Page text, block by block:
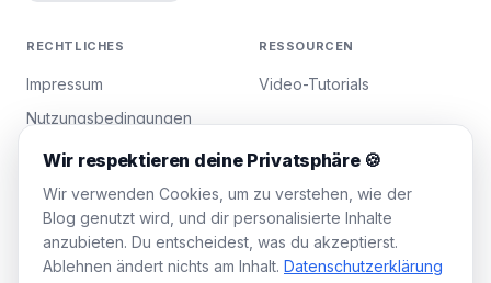
RECHTLICHES
Impressum
Nutzungsbedingungen
Datenschutzrichtlinie
Cookies verwalten
RESSOURCEN
Video-Tutorials
WAALAXY
Wir respektieren deine Privatsphäre 🍪
Wir verwenden Cookies, um zu verstehen, wie der
Blog genutzt wird, und dir personalisierte Inhalte
anzubieten. Du entscheidest, was du akzeptierst.
Ablehnen ändert nichts am Inhalt. Datenschutzerklärung